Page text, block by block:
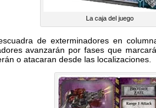
La caja del juego
de exterminadores en
avanzarán por fases que
o atacaran desde las localizaciones.